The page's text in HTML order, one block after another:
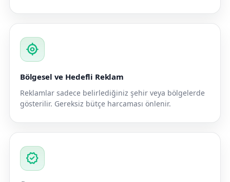
my_location
Bölgesel ve Hedefli Reklam
Reklamlar sadece belirlediğiniz şehir veya bölgelerde
gösterilir. Gereksiz bütçe harcaması önlenir.
verified